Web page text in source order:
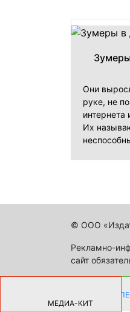
Они
руке, не
интернета
Их
© ООО
Рекламно-
сайт
МЕДИА-КИТ
КАК ДЕВУШКЕ ПОМЕНЯТЬ
НА АВТОМОБИЛЕ |69176